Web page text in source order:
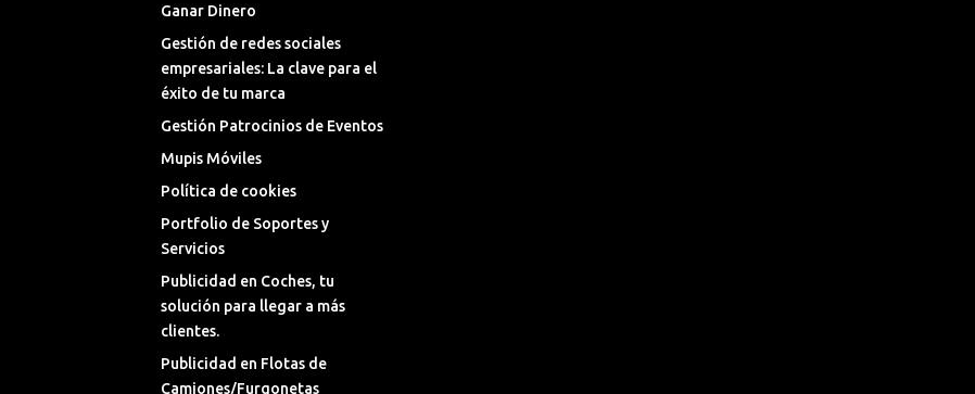
Ganar Dinero
Gestión de redes sociales
empresariales: La clave para el
éxito de tu marca
Gestión Patrocinios de Eventos
Mupis Móviles
Política de cookies
Portfolio de Soportes y
Servicios
Publicidad en Coches, tu
solución para llegar a más
clientes.
Publicidad en Flotas de
Camiones/Furgonetas